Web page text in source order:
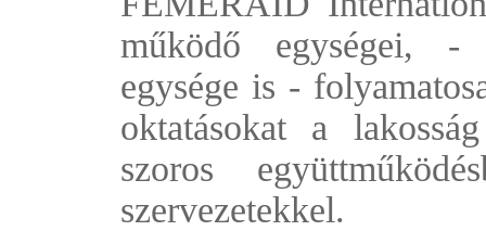
működő egységei, -
egysége is -
oktatásokat a
szoros
szervezetekkel.